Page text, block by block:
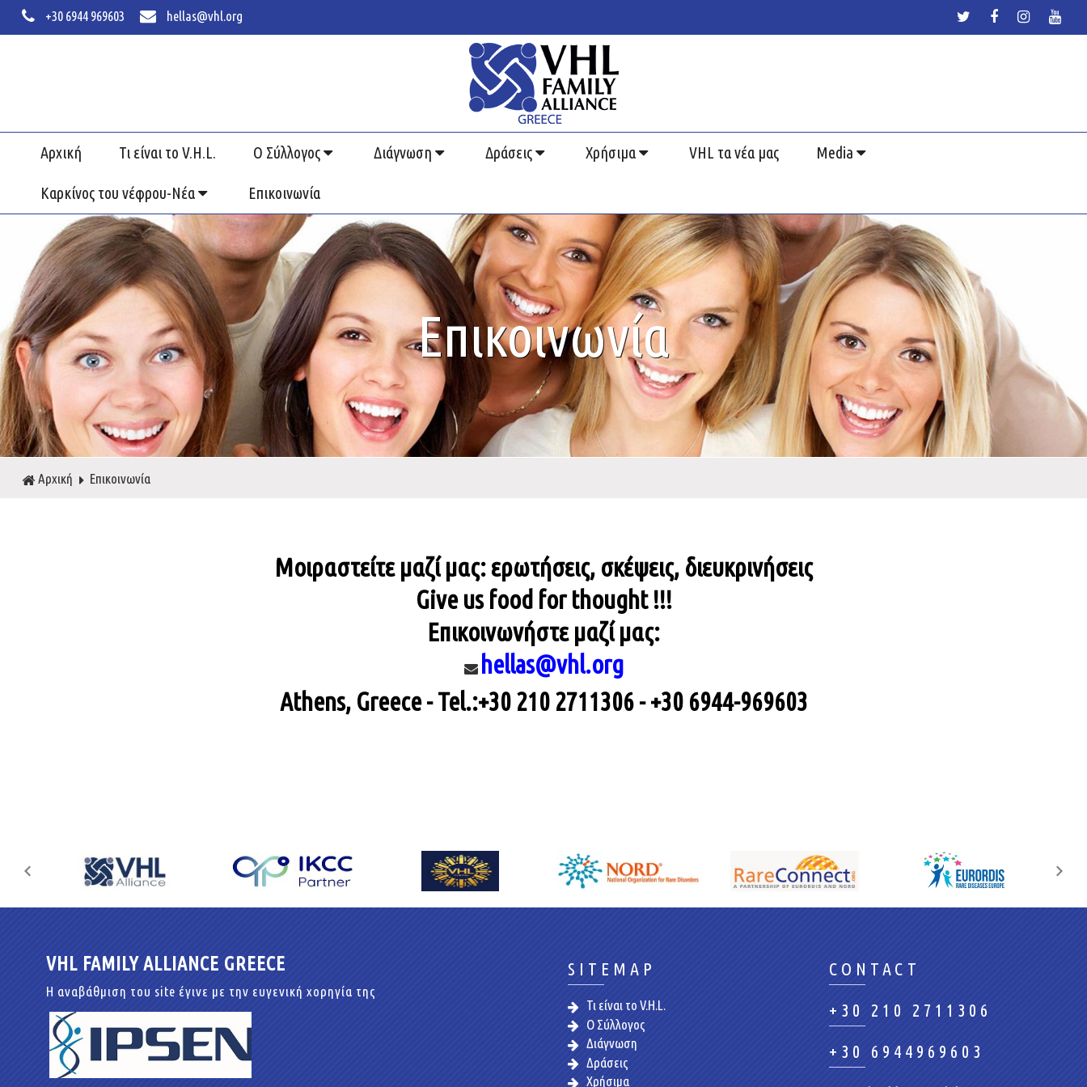
+30 6944 969603 hellas@vhl.org
Αρχική Τι είναι το V.H.L. Ο Σύλλογος Διάγνωση Δράσεις Χρήσιμα VHL τα νέα μας Media
Καρκίνος του νέφρου-Νέα Επικοινωνία
Επικοινωνία
Αρχική Επικοινωνία
Μοιραστείτε μαζί μας: ερωτήσεις, σκέψεις, διευκρινήσεις
Give us food for thought !!!
Επικοινωνήστε μαζί μας:
hellas@vhl.org
Athens, Greece - Tel.:+30 210 2711306 - +30 6944-969603
VHL FAMILY ALLIANCE GREECE
Η αναβάθμιση του site έγινε με την ευγενική χορηγία της
SITEMAP
Τι είναι το V.H.L.
Ο Σύλλογος
Διάγνωση
Δράσεις
Χρήσιμα
CONTACT
+30 210 2711306
+30 6944969603